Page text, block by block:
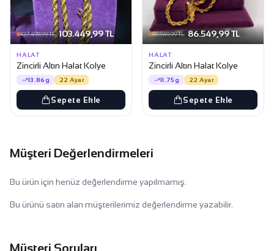
107.499,99 TL 103.449,99 TL
HALAT
Zincirli Altın Halat Kolye
13.86g 22 Ayar
Sepete Ekle
89.949,99 TL 86.549,99 TL
HALAT
Zincirli Altın Halat Kolye
11.75g 22 Ayar
Sepete Ekle
Müşteri Değerlendirmeleri
Bu ürün için henüz değerlendirme yapılmamış.
Bu ürünü satın alan müşterilerimiz değerlendirme yazabilir.
Müşteri Soruları